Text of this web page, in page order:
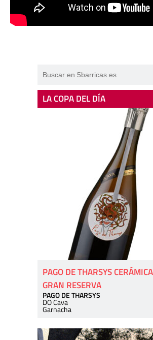
LA COPA DEL DÍA
PAGO DE THARSYS
GRAN RESERVA
PAGO DE THARSYS
DO Cava
Garnacha